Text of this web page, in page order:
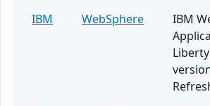
IBM
WebSphere
IBM